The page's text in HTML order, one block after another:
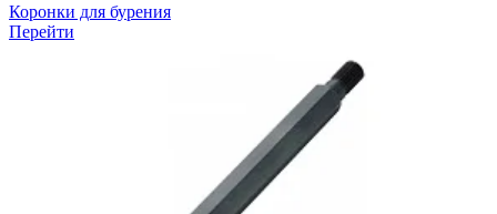
Коронки для бурения
Перейти